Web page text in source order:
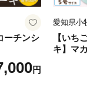
ーチンシ
円
愛知県小
【いち
キ】マ
ーキ ス
ザート